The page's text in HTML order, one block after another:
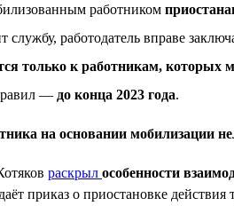
работником
службу, работодатель вправе
только к работникам, которых
— до конца 2023 года.
на основании мобилизации
раскрыл особенности
приказ о приостановке